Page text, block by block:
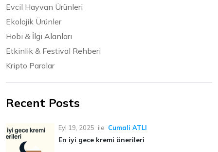
Evcil Hayvan Ürünleri
Ekolojik Ürünler
Hobi & İlgi Alanları
Etkinlik & Festival Rehberi
Kripto Paralar
Recent Posts
Eyl 19, 2025 ile Cumali ATLI
En iyi gece kremi önerileri